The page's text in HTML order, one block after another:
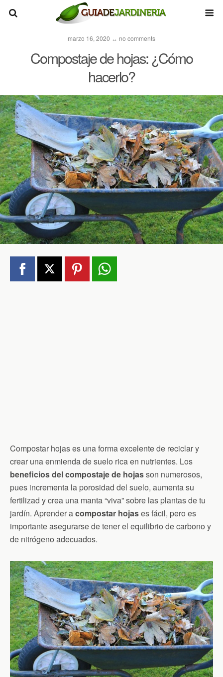
marzo 16, 2020 ↔ no comments
Compostaje de hojas: ¿Cómo
hacerlo?
Compostar hojas es una forma excelente de reciclar y
crear una enmienda de suelo rica en nutrientes. Los
beneficios del compostaje de hojasson numerosos,
pues incrementa la porosidad del suelo, aumenta su
fertilizad y crea una manta “viva” sobre las plantas de tu
jardín. Aprender acompostar hojases fácil, pero es
importante asegurarse de tener el equilibrio de carbono y
de nitrógeno adecuados.